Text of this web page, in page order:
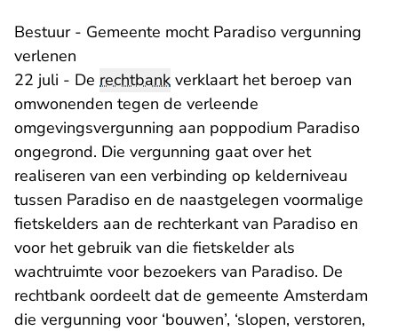
Bestuur - Gemeente mocht Paradiso vergunning
verlenen
22 juli - De rechtbank verklaart het beroep van
omwonenden tegen de verleende
omgevingsvergunning aan poppodium Paradiso
ongegrond. Die vergunning gaat over het
realiseren van een verbinding op kelderniveau
tussen Paradiso en de naastgelegen voormalige
fietskelders aan de rechterkant van Paradiso en
voor het gebruik van die fietskelder als
wachtruimte voor bezoekers van Paradiso. De
rechtbank oordeelt dat de gemeente Amsterdam
die vergunning voor ‘bouwen’, ‘slopen, verstoren,